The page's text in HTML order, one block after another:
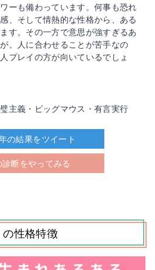
ーも備わっています。何事も恐れ
、そして情熱的な性格から、ある
す。その一方で意思が強すぎるあ
。人に合わせることが苦手なの
プレイの方が向いているでしょ
主義・ビッグマウス・有言実行
の結果をツイート
診断をやってみる
性格特徴